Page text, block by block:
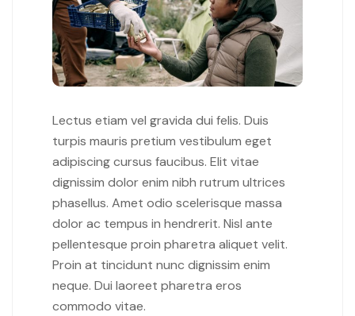
Lectus etiam vel gravida dui felis. Duis
turpis mauris pretium vestibulum eget
adipiscing cursus faucibus. Elit vitae
dignissim dolor enim nibh rutrum ultrices
phasellus. Amet odio scelerisque massa
dolor ac tempus in hendrerit. Nisl ante
pellentesque proin pharetra aliquet velit.
Proin at tincidunt nunc dignissim enim
neque. Dui laoreet pharetra eros
commodo vitae.